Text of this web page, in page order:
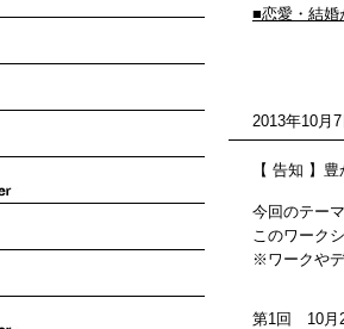
■恋愛・結婚
2013年10月7
【 告知 】
今回のテー
このワーク
※ワークや
第1回 10月